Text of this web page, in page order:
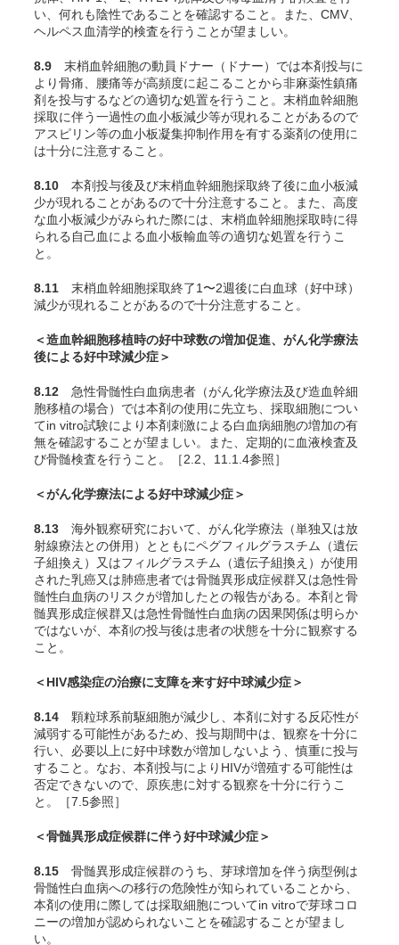
い、何れも陰性であることを確認すること。また、CMV、
ヘルペス血清学的検査を行うことが望ましい。
8.9 末梢血幹細胞の動員ドナー（ドナー）では本剤投与に
より骨痛、腰痛等が高頻度に起こることから非麻薬性鎮痛
剤を投与するなどの適切な処置を行うこと。末梢血幹細胞
採取に伴う一過性の血小板減少等が現れることがあるので
アスピリン等の血小板凝集抑制作用を有する薬剤の使用に
は十分に注意すること。
8.10 本剤投与後及び末梢血幹細胞採取終了後に血小板減
少が現れることがあるので十分注意すること。また、高度
な血小板減少がみられた際には、末梢血幹細胞採取時に得
られる自己血による血小板輸血等の適切な処置を行うこ
と。
8.11 末梢血幹細胞採取終了1〜2週後に白血球（好中球）
減少が現れることがあるので十分注意すること。
＜造血幹細胞移植時の好中球数の増加促進、がん化学療法
後による好中球減少症＞
8.12 急性骨髄性白血病患者（がん化学療法及び造血幹細
胞移植の場合）では本剤の使用に先立ち、採取細胞につい
てin vitro試験により本剤刺激による白血病細胞の増加の有
無を確認することが望ましい。また、定期的に血液検査及
び骨髄検査を行うこと。［2.2、11.1.4参照］
＜がん化学療法による好中球減少症＞
8.13 海外観察研究において、がん化学療法（単独又は放
射線療法との併用）とともにペグフィルグラスチム（遺伝
子組換え）又はフィルグラスチム（遺伝子組換え）が使用
された乳癌又は肺癌患者では骨髄異形成症候群又は急性骨
髄性白血病のリスクが増加したとの報告がある 。本剤と骨
髄異形成症候群又は急性骨髄性白血病の因果関係は明らか
ではないが、本剤の投与後は患者の状態を十分に観察する
こと。
＜HIV感染症の治療に支障を来す好中球減少症＞
8.14 顆粒球系前駆細胞が減少し、本剤に対する反応性が
減弱する可能性があるため、投与期間中は、観察を十分に
行い、必要以上に好中球数が増加しないよう、慎重に投与
すること。なお、本剤投与によりHIVが増殖する可能性は
否定できないので、原疾患に対する観察を十分に行うこ
と。［7.5参照］
＜骨髄異形成症候群に伴う好中球減少症＞
8.15 骨髄異形成症候群のうち、芽球増加を伴う病型例は
骨髄性白血病への移行の危険性が知られていることから、
本剤の使用に際しては採取細胞についてin vitroで芽球コロ
ニーの増加が認められないことを確認することが望まし
い。